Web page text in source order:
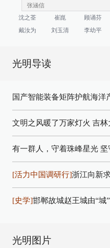
沈之荃 崔崑 顾诵芬
戴汝为
刘玉清 李幼平
光明导读
国产智能装备矩阵护航海洋
文明之风暖了万家灯火 吉林
有一群人，守着珠峰星光 坚
[活力中国调研行]浙江向新
[史学]邯郸故城赵王城由“城
光明图片